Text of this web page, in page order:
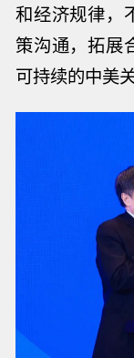
和经济规律，
策沟通，拓展
可持续的中美